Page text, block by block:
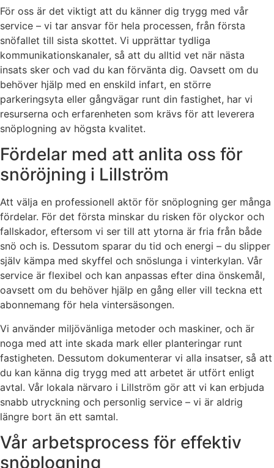
För oss är det viktigt att du känner dig trygg med vår
service – vi tar ansvar för hela processen, från första
snöfallet till sista skottet. Vi upprättar tydliga
kommunikationskanaler, så att du alltid vet när nästa
insats sker och vad du kan förvänta dig. Oavsett om du
behöver hjälp med en enskild infart, en större
parkeringsyta eller gångvägar runt din fastighet, har vi
resurserna och erfarenheten som krävs för att leverera
snöplogning av högsta kvalitet.
Fördelar med att anlita oss för
snöröjning i Lillström
Att välja en professionell aktör för snöplogning ger många
fördelar. För det första minskar du risken för olyckor och
fallskador, eftersom vi ser till att ytorna är fria från både
snö och is. Dessutom sparar du tid och energi – du slipper
själv kämpa med skyffel och snöslunga i vinterkylan. Vår
service är flexibel och kan anpassas efter dina önskemål,
oavsett om du behöver hjälp en gång eller vill teckna ett
abonnemang för hela vintersäsongen.
Vi använder miljövänliga metoder och maskiner, och är
noga med att inte skada mark eller planteringar runt
fastigheten. Dessutom dokumenterar vi alla insatser, så att
du kan känna dig trygg med att arbetet är utfört enligt
avtal. Vår lokala närvaro i Lillström gör att vi kan erbjuda
snabb utryckning och personlig service – vi är aldrig
längre bort än ett samtal.
Vår arbetsprocess för effektiv
snöplogning